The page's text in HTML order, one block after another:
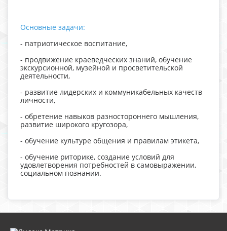
Основные задачи:
- патриотическое воспитание,
- продвижение краеведческих знаний, обучение
экскурсионной, музейной и просветительской
деятельности,
- развитие лидерских и коммуникабельных качеств
личности,
- обретение навыков разностороннего мышления,
развитие широкого кругозора,
- обучение культуре общения и правилам этикета,
- обучение риторике, создание условий для
удовлетворения потребностей в самовыражении,
социальном познании.